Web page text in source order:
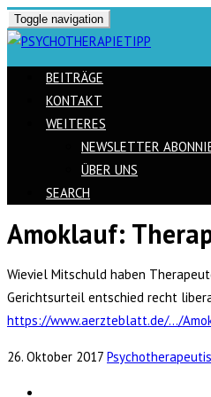
Toggle navigation
BEITRÄGE
KONTAKT
WEITERES
NEWSLETTER
ÜBER UNS
SEARCH
Skip
content
Amoklauf:
Wieviel Mitschuld haben
Gerichtsurteil entschied recht
https://www.aerzteblatt.de/…/
26. Oktober 2017